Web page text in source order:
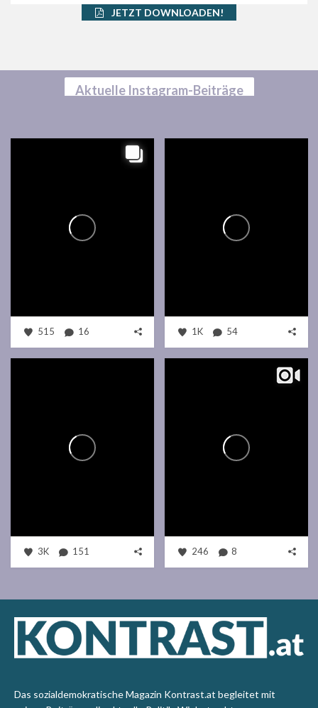
JETZT DOWNLOADEN!
Aktuelle Instagram-Beiträge
515 16 1K 54
3K 151 246 8
Das sozialdemokratische Magazin Kontrast.at begleitet mit